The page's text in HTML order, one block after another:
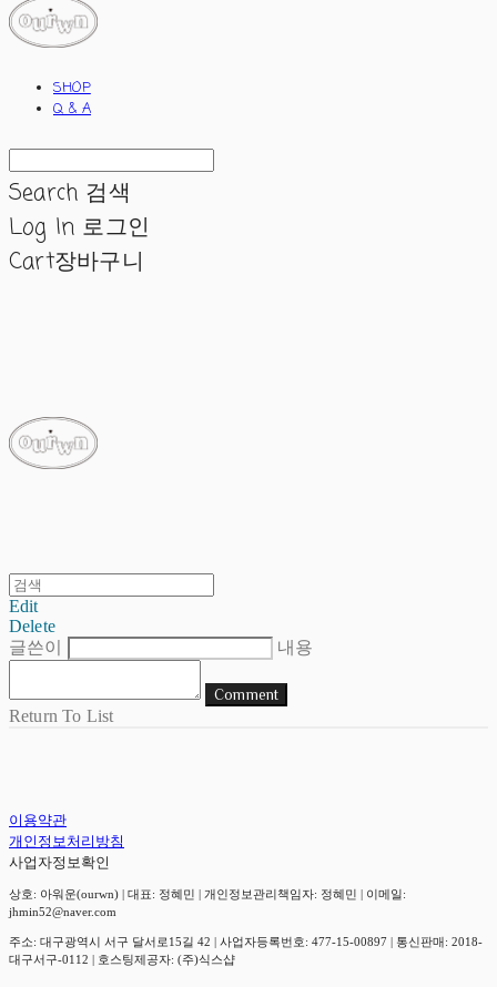
SHOP
Q & A
Search 검색
Log In 로그인
Cart장바구니
Edit
Delete
글쓴이
내용
Comment
Return To List
이용약관
개인정보처리방침
사업자정보확인
상호: 아워운(ourwn) | 대표: 정혜민 | 개인정보관리책임자: 정혜민 | 이메일:
jhmin52@naver.com
주소: 대구광역시 서구 달서로15길 42 | 사업자등록번호: 477-15-00897 | 통신판매: 2018-
대구서구-0112 | 호스팅제공자: (주)식스샵